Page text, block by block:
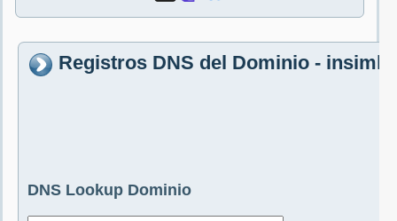
Registros DNS del Dominio -
DNS Lookup Dominio